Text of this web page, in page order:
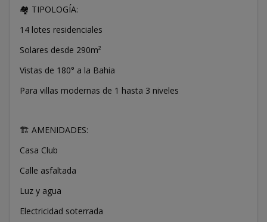
🏘️ TIPOLOGÍA:
14 lotes residenciales
Solares desde 290m²
Vistas de 180° a la Bahia
Para villas modernas de 1 hasta 3 niveles
🏗️ AMENIDADES:
Casa Club
Calle asfaltada
Luz y agua
Electricidad soterrada